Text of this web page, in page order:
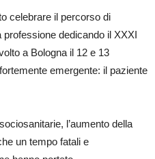
celebrare il percorso di
professione dedicando il XXXI
a Bologna il 12 e 13
emergente: il paziente
l’aumento della
un tempo fatali e